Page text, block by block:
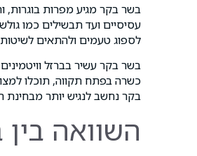
בשר בקר מגיע מפרות
עסיסיים ועד תבשילים כמו
לספוג טעמים ולהתאים לשיטות
כשרה בפתח תקווה, תוכלו
בקר נחשב לנגיש יותר
השוואה